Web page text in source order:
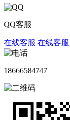
QQ客服
在线客服 在线客服
18666584747